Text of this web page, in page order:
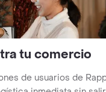
tu comercio
de usuarios de